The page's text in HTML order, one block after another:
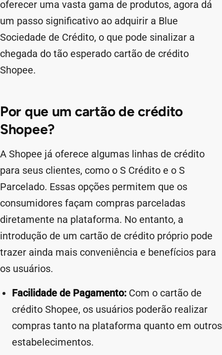
oferecer uma vasta gama de produtos, agora dá
um passo significativo ao adquirir a Blue
Sociedade de Crédito, o que pode sinalizar a
chegada do tão esperado cartão de crédito
Shopee.
Por que um cartão de crédito
Shopee?
A Shopee já oferece algumas linhas de crédito
para seus clientes, como o S Crédito e o S
Parcelado. Essas opções permitem que os
consumidores façam compras parceladas
diretamente na plataforma. No entanto, a
introdução de um cartão de crédito próprio pode
trazer ainda mais conveniência e benefícios para
os usuários.
Facilidade de Pagamento: Com o cartão de
crédito Shopee, os usuários poderão realizar
compras tanto na plataforma quanto em outros
estabelecimentos.